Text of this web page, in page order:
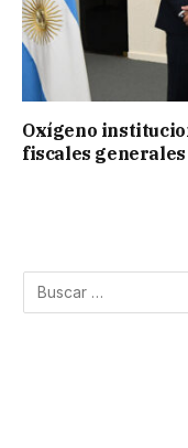
Oxígeno
fiscales generales